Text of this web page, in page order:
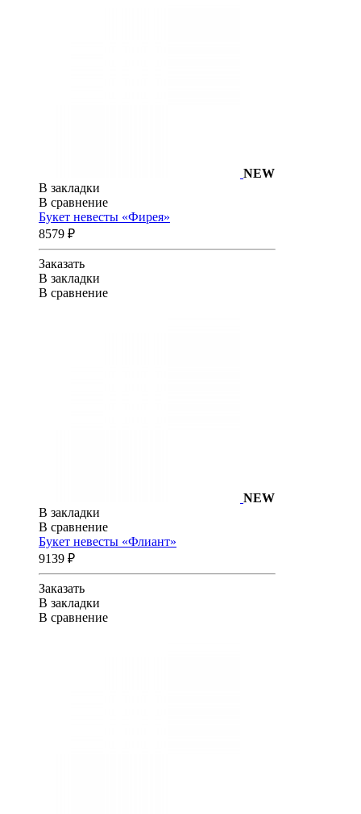
NEW
В закладки
В сравнение
Букет невесты «Фирея»
8579 ₽
Заказать
В закладки
В сравнение
NEW
В закладки
В сравнение
Букет невесты «Флиант»
9139 ₽
Заказать
В закладки
В сравнение